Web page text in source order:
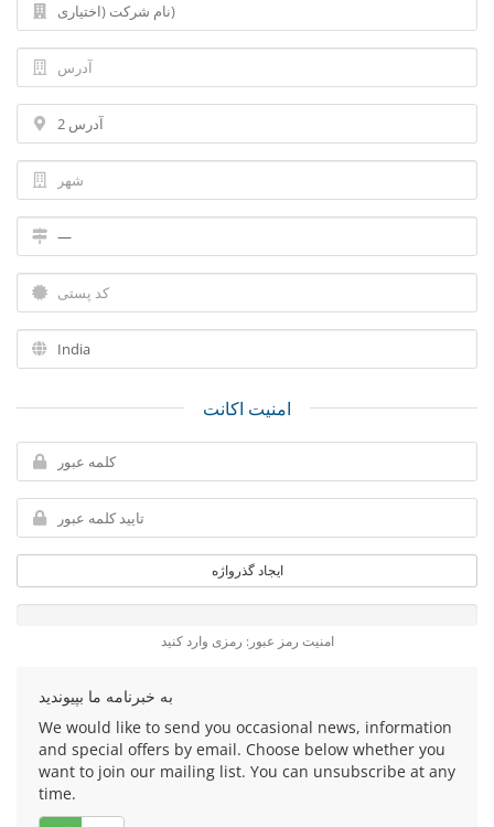
امنیت اکانت
ایجاد گذرواژه
امنیت رمز عبور: رمزی وارد کنید
به خبرنامه ما بپیوندید
We would like to send you occasional news, information
and special offers by email. Choose below whether you
want to join our mailing list. You can unsubscribe at any
time.